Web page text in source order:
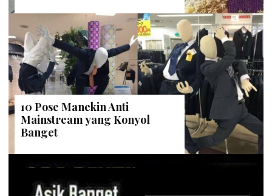
10 Pose Manekin Anti
Mainstream yang Konyol
Banget